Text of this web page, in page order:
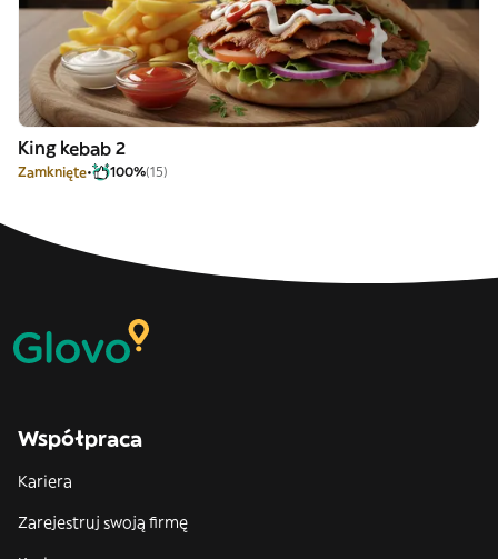
King kebab 2
Zamknięte 100%(15)
Współpraca
Kariera
Zarejestruj swoją firmę